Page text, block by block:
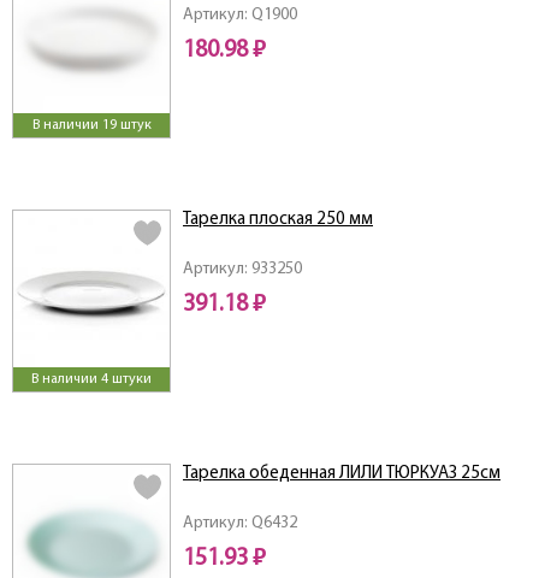
В наличии 19 штук
Артикул: Q1900
180.98 ₽
В наличии 4 штуки
Артикул: 933250
Тарелка плоская 250 мм
391.18 ₽
Артикул: Q6432
Тарелка обеденная ЛИЛИ ТЮРКУАЗ 25см
151.93 ₽